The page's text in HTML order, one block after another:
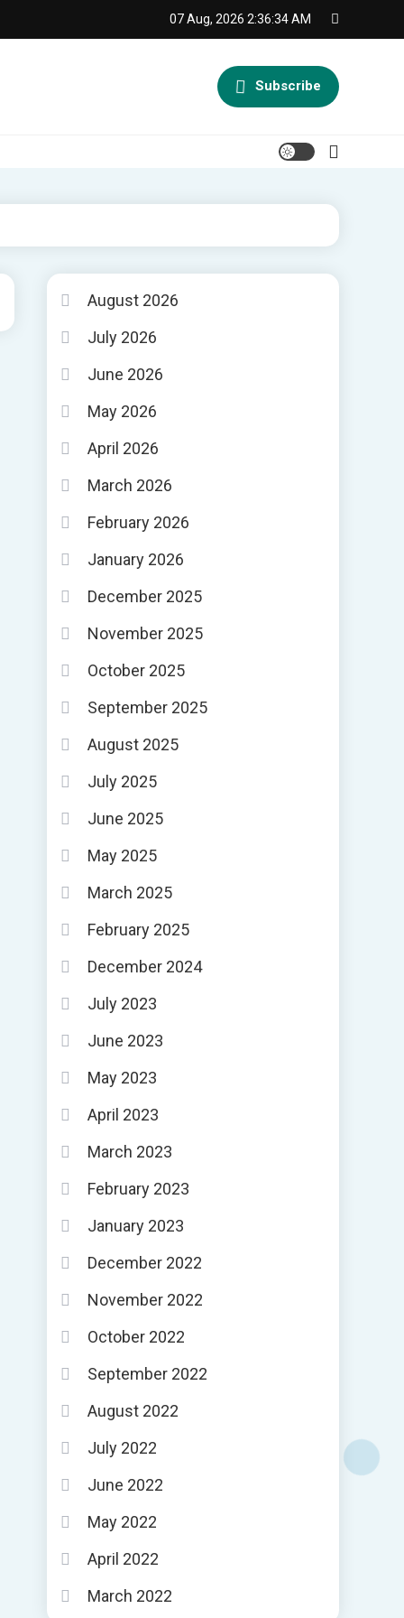
07 Aug, 2026 2:36:35 AM
Subscribe
August 2026
July 2026
June 2026
May 2026
April 2026
March 2026
February 2026
January 2026
December 2025
November 2025
October 2025
September 2025
August 2025
July 2025
June 2025
May 2025
March 2025
February 2025
December 2024
July 2023
June 2023
May 2023
April 2023
March 2023
February 2023
January 2023
December 2022
November 2022
October 2022
September 2022
August 2022
July 2022
June 2022
May 2022
April 2022
March 2022